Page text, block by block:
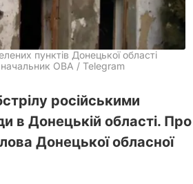
пунктів Донецької області
ОВА / Telegram
російськими
в Донецькій області. Про
Донецької обласної